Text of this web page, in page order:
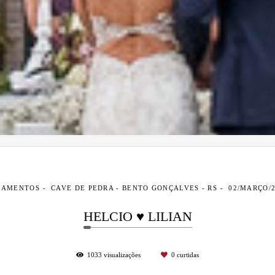
CAVE DE PEDRA - BENTO GONÇALVES - RS 02/MARÇO/
HELCIO ♥ LILIAN
1033 visualizações 0 curtidas